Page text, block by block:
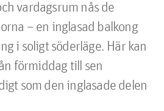
vardagsrum nås de
– en inglasad balkong
i soligt söderläge. Här kan
förmiddag till sen
som den inglasade delen